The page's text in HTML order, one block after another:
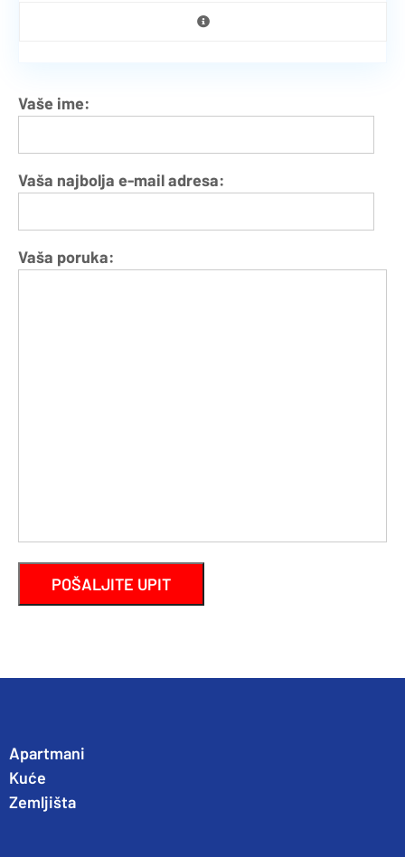
Vaše ime:
Vaša najbolja e-mail adresa:
Vaša poruka:
Apartmani
Kuće
Zemljišta